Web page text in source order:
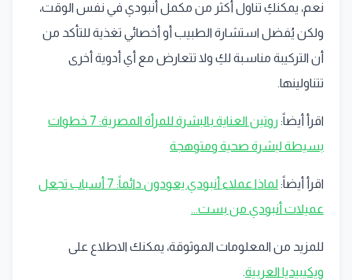
نعم، يمكنكِ تناول أكثر من مكمل أنبودي في نفس الوقت،
ولكن يُفضل استشارة الطبيب أو أخصائي تغذية للتأكد من
أن التركيبة مناسبة لكِ ولا تتعارض مع أي أدوية أخرى
تتناولينها.
اقرأ أيضاً:
روتين العناية بالبشرة للمرأة المصرية: 7 خطوات
بسيطة لبشرة صحية ومتوهجة
اقرأ أيضاً:
لماذا عملاء أنبودي يعودون دائماً: 7 أسباب تجعل
عميلات أنبودي من بست...
للمزيد من المعلومات الموثوقة، يمكنك الاطلاع على
ويكيبيديا العربية.